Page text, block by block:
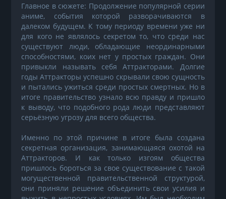
Главное в сюжете: Продолжение популярной серии
аниме, события которой разворачиваются в
далеком будущем. К тому периоду времени уже ни
для кого не являлось секретом то, что среди нас
существуют люди, обладающие неординарными
способностями, коих нет у простых граждан. Они
привыкли называть себя Аттракторами. Долгие
годы Аттракторы успешно скрывали свою сущность
и пытались ужиться среди простых смертных. Но в
итоге правительство узнало всю правду и пришло
к выводу, что подобного рода люди представляют
серьёзную угрозу для всего общества.
Именно по этой причине в итоге была создана
секретная организация, занимающаяся охотой на
Аттракторов. И как только изгоям общества
пришлось бороться за свое существование с такой
могущественной правительственной структурой,
они приняли решение объединить свои усилия и